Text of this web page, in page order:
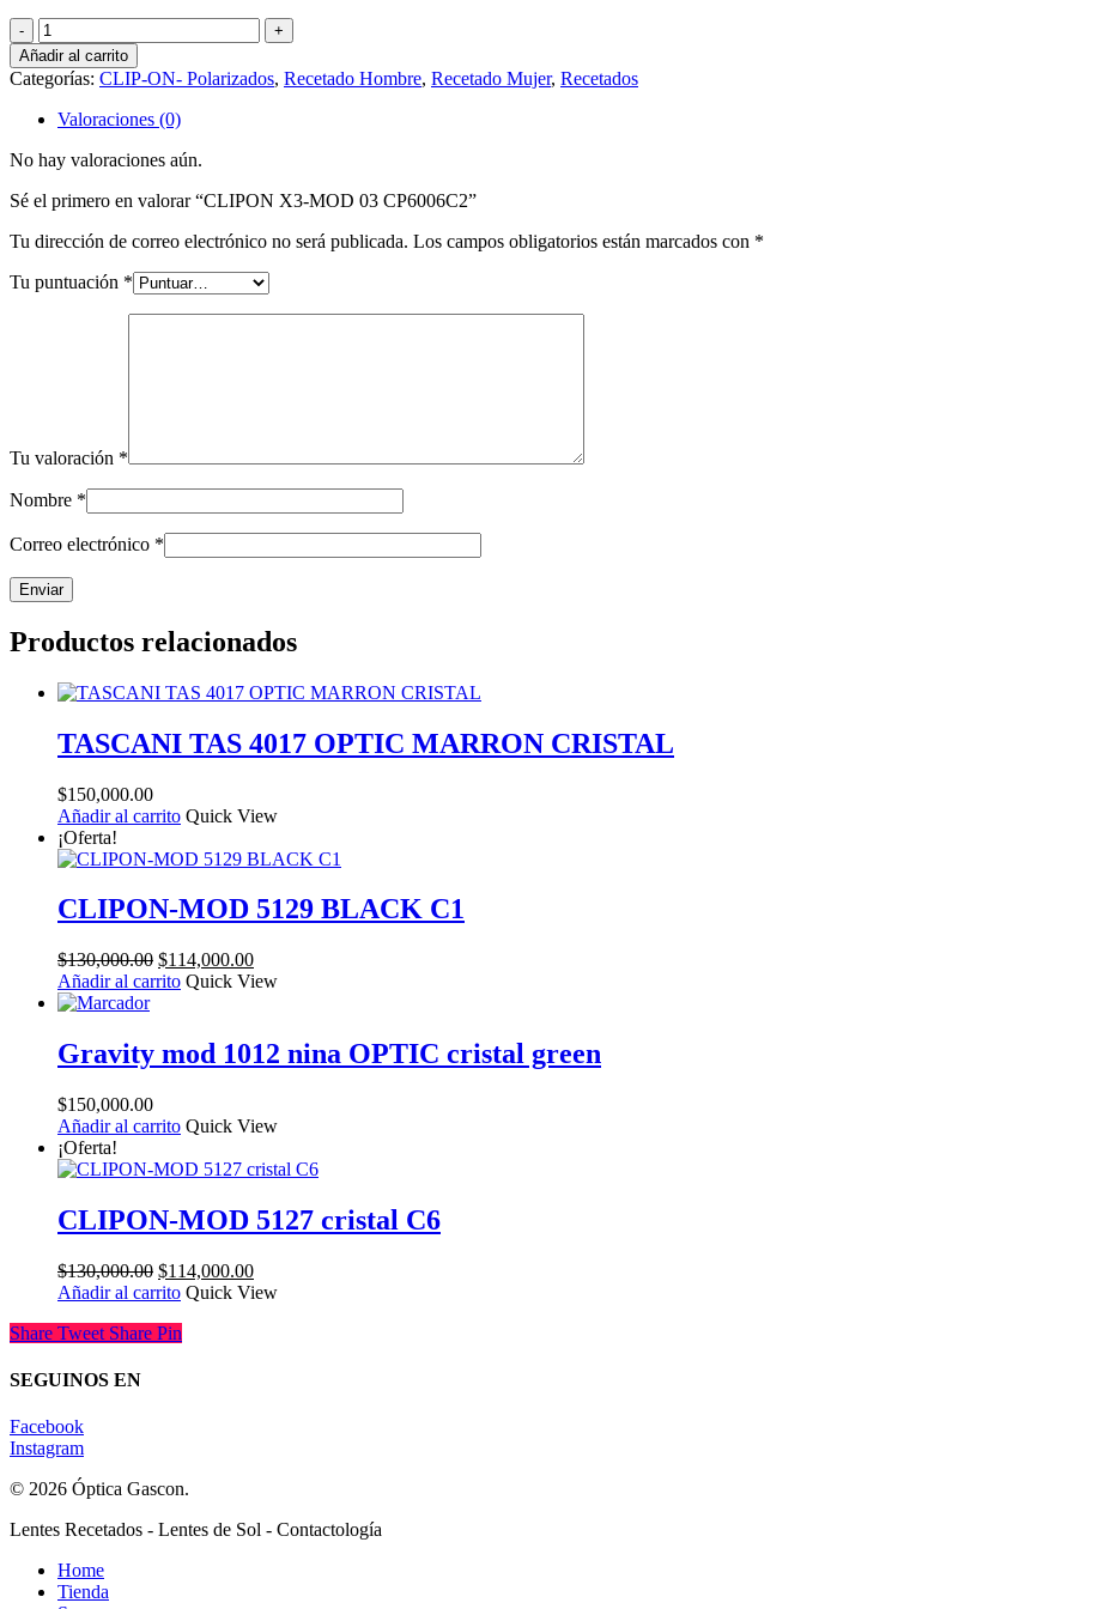
CLIPON
X3-
MOD
03
CP6006C2
cantidad
Añadir al carrito
Categorías: CLIP-ON- Polarizados, Recetado Hombre, Recetado Mujer, Recetados
Valoraciones (0)
No hay valoraciones aún.
Sé el primero en valorar “CLIPON X3-MOD 03 CP6006C2”
Tu dirección de correo electrónico no será publicada. Los campos obligatorios están marcados con *
Tu puntuación *
Tu valoración *
Nombre *
Correo electrónico *
Productos relacionados
TASCANI TAS 4017 OPTIC MARRON CRISTAL
$150,000.00
Añadir al carrito Quick View
¡Oferta!
CLIPON-MOD 5129 BLACK C1
$130,000.00 El
precio
$130,000.00.
$114,000.00El
precio
$114,000.00.
Añadir al carrito Quick View
Gravity mod 1012 nina OPTIC cristal green
$150,000.00
Añadir al carrito Quick View
¡Oferta!
CLIPON-MOD 5127 cristal C6
$130,000.00 El
precio
era:
$114,000.00El
precio
Añadir al carrito Quick View
Share Tweet Share Pin
SEGUINOS EN
Facebook
Instagram
© 2026 Óptica Gascon.
Close
Lentes Recetados - Lentes de Sol - Contactología
Home
Tienda